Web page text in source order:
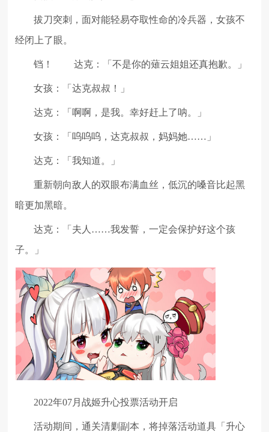
拔刀突刺，面对能轻易夺取性命的冷兵器，女孩不
经闭上了眼。
铛！ 达克：「不是你的薙云姐姐还真抱歉。」
女孩：「达克叔叔！」
达克：「啊啊，是我。幸好赶上了呐。」
女孩：「呜呜呜，达克叔叔，妈妈她……」
达克：「我知道。」
重新朝向敌人的双眼布满血丝，低沉的嗓音比起黑
暗更加黑暗。
达克：「夫人……我发誓，一定会保护好这个孩
子。」
2022年07月战姬升心投票活动开启
活动期间，通关清剿副本，将掉落活动道具「升心